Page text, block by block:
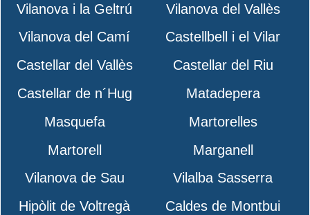
Vilanova i la Geltrú
Vilanova del Vallès
Vilanova del Camí
Castellbell i el Vilar
Castellar del Vallès
Castellar del Riu
Castellar de n´Hug
Matadepera
Masquefa
Martorelles
Martorell
Marganell
Vilanova de Sau
Vilalba Sasserra
Hipòlit de Voltregà
Caldes de Montbui